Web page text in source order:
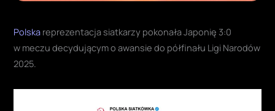
Polska reprezentacja siatkarzy pokonała Japonię 3:0
w meczu decydującym o awansie do półfinału Ligi Narodów
2025.